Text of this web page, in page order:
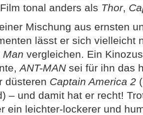
tonal anders als Thor,
Mischung aus ernsten
lässt er sich vielleicht
Man vergleichen. Ein
ANT-MAN sei für ihn das
düsteren Captain America 2
– und damit hat er recht!
ein leichter-lockerer und